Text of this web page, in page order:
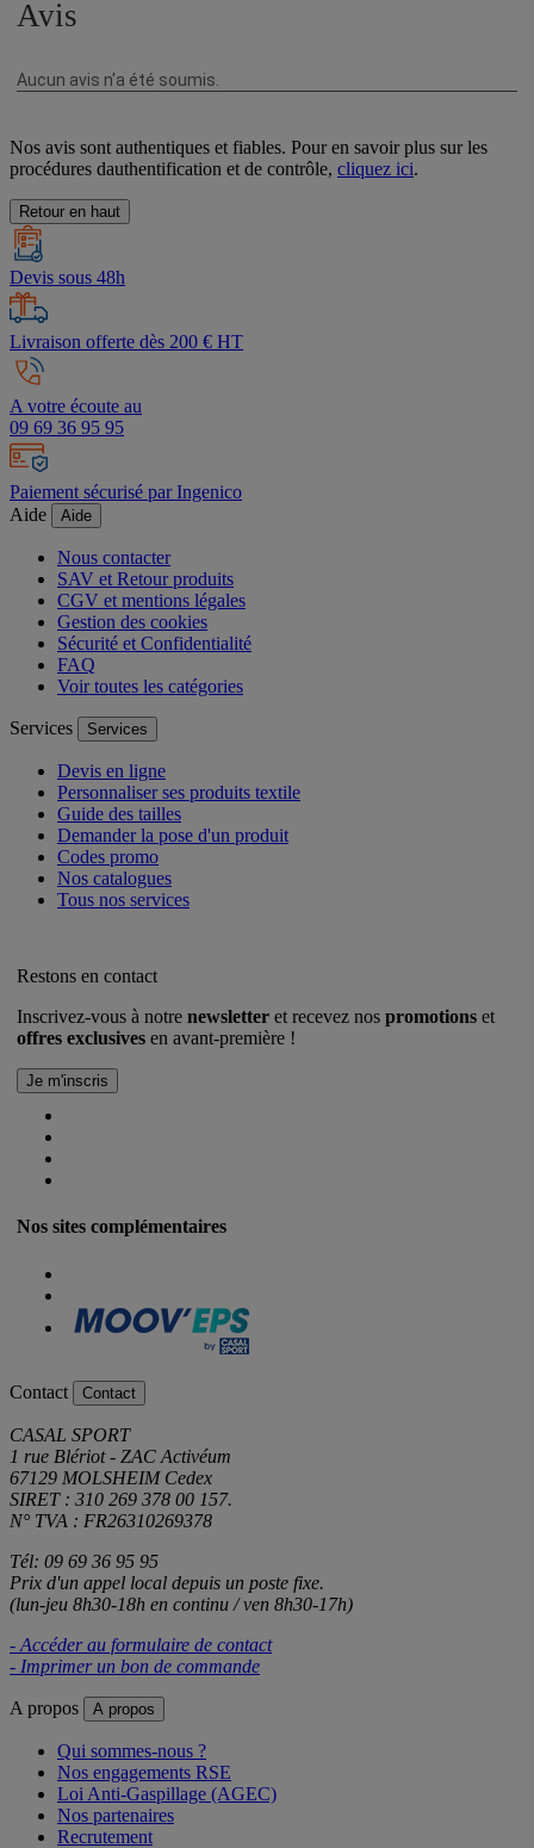
Nos avis sont authentiques et fiables. Pour en savoir plus sur les
procédures dauthentification et de contrôle, cliquez ici.
Retour en haut
Devis sous 48h
Livraison offerte dès 200 € HT
A votre écoute au
09 69 36 95 95
Paiement sécurisé par Ingenico
Aide
Aide
Nous contacter
SAV et Retour produits
CGV et mentions légales
Gestion des cookies
Sécurité et Confidentialité
FAQ
Voir toutes les catégories
Services Services
Devis en ligne
Personnaliser ses produits textile
Guide des tailles
Demander la pose d'un produit
Codes promo
Nos catalogues
Tous nos services
Restons en contact
Inscrivez-vous à notre newsletter et recevez nos promotions et
offres exclusives en avant-première !
Nos sites complémentaires
Contact Contact
CASAL SPORT
1 rue Blériot - ZAC Activéum
67129 MOLSHEIM Cedex
SIRET : 310 269 378 00 157.
N° TVA : FR26310269378
Tél: 09 69 36 95 95
Prix d'un appel local depuis un poste fixe.
(lun-jeu 8h30-18h en continu / ven 8h30-17h)
- Accéder au formulaire de contact
- Imprimer un bon de commande
A propos A propos
Qui sommes-nous ?
Nos engagements RSE
Loi Anti-Gaspillage (AGEC)
Nos partenaires
Recrutement